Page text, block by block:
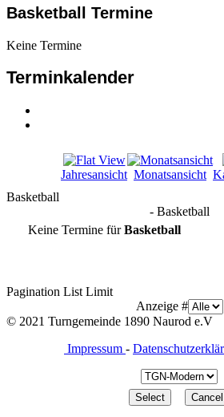
Basketball Termine
Keine Termine
Terminkalender
Jahresansicht Monatsansicht
Basketball
- Basketball
Keine Termine fürBasketball
Pagination List Limit
Anzeige #
© 2021 Turngemeinde 1890 Naurod e.V
Impressum -